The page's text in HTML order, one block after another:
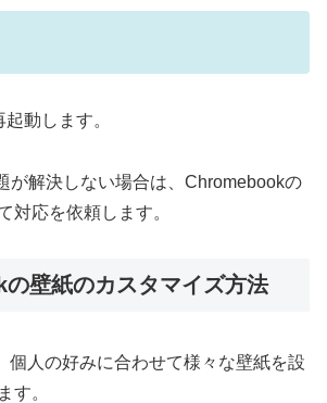
動します。
が解決しない場合は、Chromebookの
対応を依頼します。
壁紙のカスタマイズ方法
個人の好みに合わせて様々な壁紙を設
す。